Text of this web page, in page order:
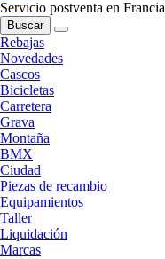
Servicio postventa en Francia
Buscar
Rebajas
Novedades
Cascos
Bicicletas
Carretera
Grava
Montaña
BMX
Ciudad
Piezas de recambio
Equipamientos
Taller
Liquidación
Marcas